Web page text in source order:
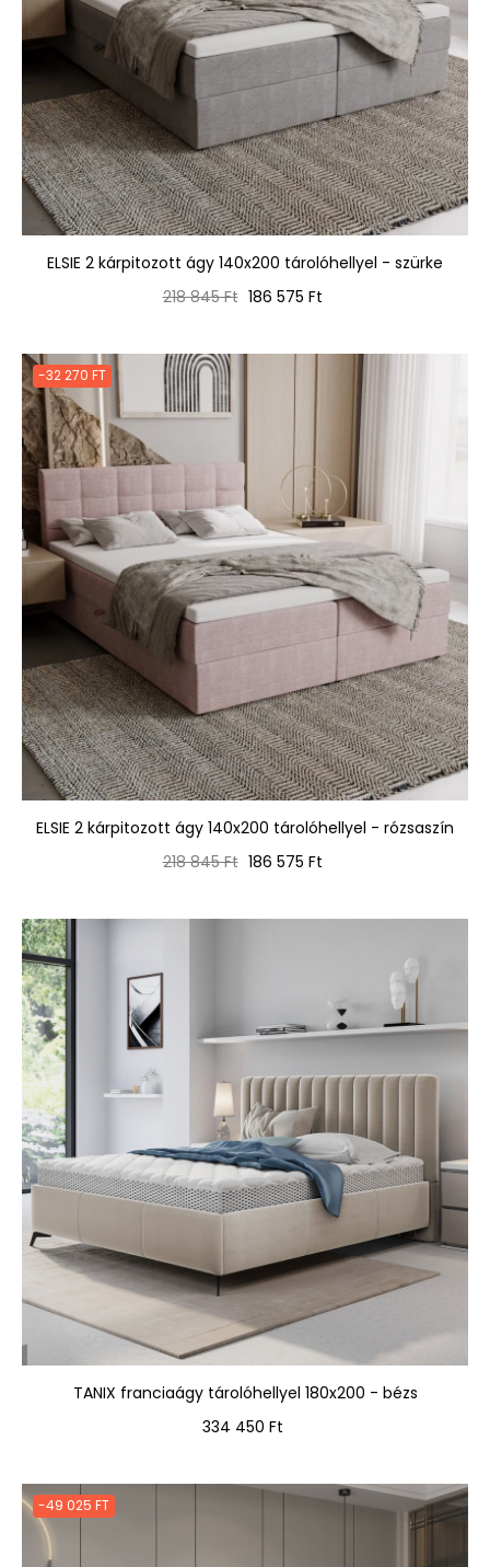
ELSIE 2 kárpitozott ágy 140x200 tárolóhellyel - szürke
Normál
218 845 Ft Ár
186 575 Ft
-32 270 FT
ELSIE 2 kárpitozott ágy 140x200 tárolóhellyel - rózsaszín
Normál
218 845 Ft Ár
186 575 Ft
TANIX franciaágy tárolóhellyel 180x200 - bézs
Ár
334 450 Ft
-49 025 FT